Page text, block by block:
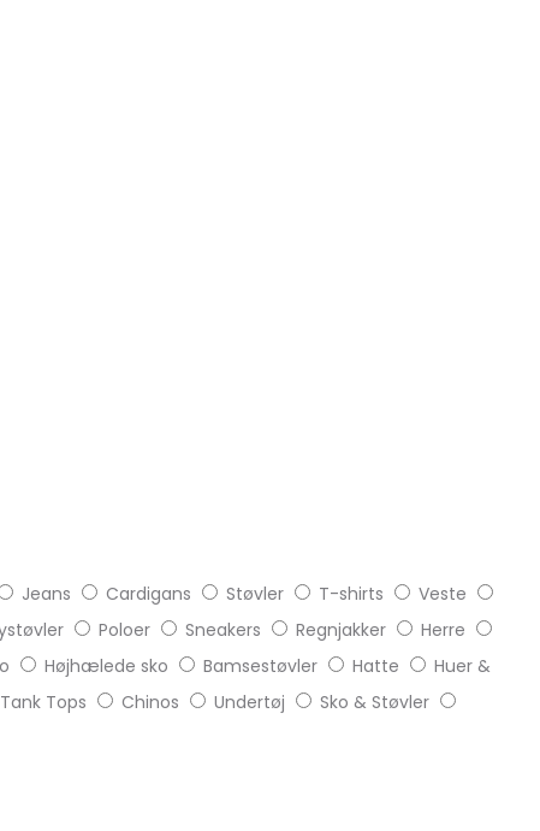
Jeans Cardigans Støvler T-shirts
Veste
Poloer Sneakers Regnjakker
Herre
Højhælede sko Bamsestøvler Hatte
Huer &
Tank Tops Chinos Undertøj
Sko & Støvler